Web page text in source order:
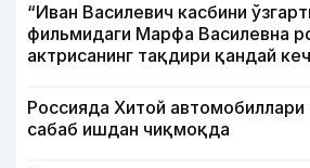
“Иван Василевич касбини
фильмидаги Марфа Василевна
актрисанинг тақдири қандай
Россияда Хитой автомобиллари
сабаб ишдан чиқмоқда